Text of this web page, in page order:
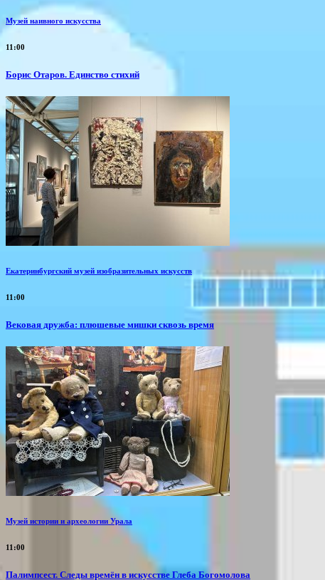
Музей наивного искусства
11:00
Борис Отаров. Единство стихий
Екатеринбургский музей изобразительных искусств
11:00
Вековая дружба: плюшевые мишки сквозь время
Музей истории и археологии Урала
11:00
Палимпсест. Следы времён в искусстве Глеба Богомолова